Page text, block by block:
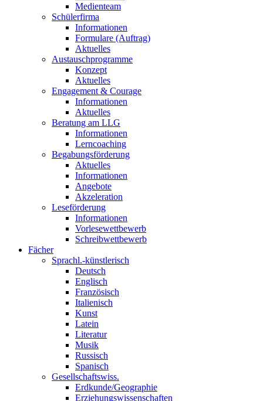
Medienteam
Schülerfirma
Informationen
Formulare (Auftrag)
Aktuelles
Austauschprogramme
Konzept
Aktuelles
Engagement & Courage
Informationen
Aktuelles
Beratung am LLG
Informationen
Lerncoaching
Begabungsförderung
Aktuelles
Informationen
Angebote
Akzeleration
Leseförderung
Informationen
Vorlesewettbewerb
Schreibwettbewerb
Fächer
Sprachl.-künstlerisch
Deutsch
Englisch
Französisch
Italienisch
Kunst
Latein
Literatur
Musik
Russisch
Spanisch
Gesellschaftswiss.
Erdkunde/Geographie
Erziehungswissenschaften